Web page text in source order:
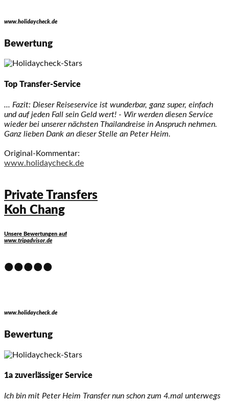
www.holidaycheck.de
Bewertung
Top Transfer-Service
... Fazit: Dieser Reiseservice ist wunderbar, ganz super, einfach
und auf jeden Fall sein Geld wert! - Wir werden diesen Service
wieder bei unserer nächsten Thailandreise in Anspruch nehmen.
Ganz lieben Dank an dieser Stelle an Peter Heim.
Original-Kommentar:
www.holidaycheck.de
Private Transfers
Koh Chang
Unsere Bewertungen auf
www.tripadvisor.de
•••••
www.holidaycheck.de
Bewertung
1a zuverlässiger Service
Ich bin mit Peter Heim Transfer nun schon zum 4.mal unterwegs